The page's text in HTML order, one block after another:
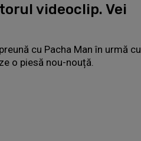
videoclip. Vei
cu Pacha Man în urmă cu
o piesă nou-nouță.